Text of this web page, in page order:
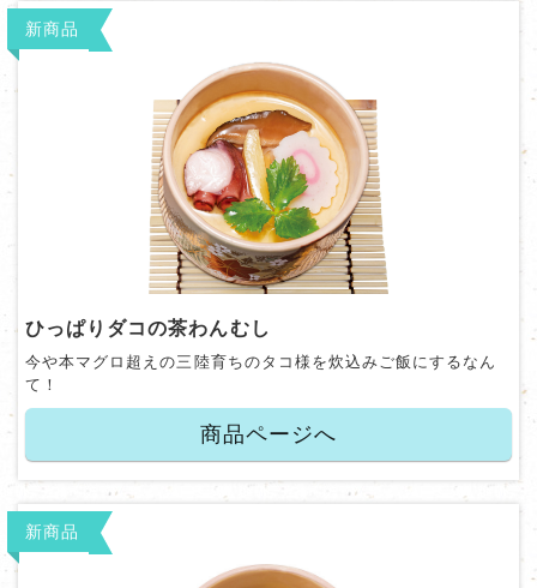
新商品
ひっぱりダコの茶わんむし
今や本マグロ超えの三陸育ちのタコ様を炊込みご飯にするなん
て！
商品ページへ
新商品